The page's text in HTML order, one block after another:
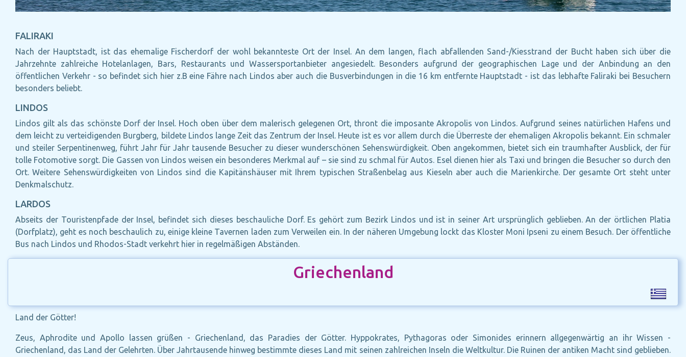
FALIRAKI
Nach der Hauptstadt, ist das ehemalige Fischerdorf der wohl bekannteste Ort der Insel. An dem langen, flach abfallenden Sand-/Kiesstrand der Bucht haben sich über die
Jahrzehnte zahlreiche Hotelanlagen, Bars, Restaurants und Wassersportanbieter angesiedelt. Besonders aufgrund der geographischen Lage und der Anbindung an den
öffentlichen Verkehr - so befindet sich hier z.B eine Fähre nach Lindos aber auch die Busverbindungen in die 16 km entfernte Hauptstadt - ist das lebhafte Faliraki bei Besuchern
besonders beliebt.
LINDOS
Lindos gilt als das schönste Dorf der Insel. Hoch oben über dem malerisch gelegenen Ort, thront die imposante Akropolis von Lindos. Aufgrund seines natürlichen Hafens und
dem leicht zu verteidigenden Burgberg, bildete Lindos lange Zeit das Zentrum der Insel. Heute ist es vor allem durch die Überreste der ehemaligen Akropolis bekannt. Ein schmaler
und steiler Serpentinenweg, führt Jahr für Jahr tausende Besucher zu dieser wunderschönen Sehenswürdigkeit. Oben angekommen, bietet sich ein traumhafter Ausblick, der für
tolle Fotomotive sorgt. Die Gassen von Lindos weisen ein besonderes Merkmal auf – sie sind zu schmal für Autos. Esel dienen hier als Taxi und bringen die Besucher so durch den
Ort. Weitere Sehenswürdigkeiten von Lindos sind die Kapitänshäuser mit Ihrem typischen Straßenbelag aus Kieseln aber auch die Marienkirche. Der gesamte Ort steht unter
Denkmalschutz.
LARDOS
Abseits der Touristenpfade der Insel, befindet sich dieses beschauliche Dorf. Es gehört zum Bezirk Lindos und ist in seiner Art ursprünglich geblieben. An der örtlichen Platia
(Dorfplatz), geht es noch beschaulich zu, einige kleine Tavernen laden zum Verweilen ein. In der näheren Umgebung lockt das Kloster Moni Ipseni zu einem Besuch. Der öffentliche
Bus nach Lindos und Rhodos-Stadt verkehrt hier in regelmäßigen Abständen.
Griechenland
Land der Götter!
Zeus, Aphrodite und Apollo lassen grüßen - Griechenland, das Paradies der Götter. Hyppokrates, Pythagoras oder Simonides erinnern allgegenwärtig an ihr Wissen -
Griechenland, das Land der Gelehrten. Über Jahrtausende hinweg bestimmte dieses Land mit seinen zahlreichen Inseln die Weltkultur. Die Ruinen der antiken Macht sind geblieben.